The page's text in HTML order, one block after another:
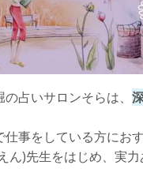
占いサロンそらは、
仕事をしている方にお
ん)先生をはじめ、実力